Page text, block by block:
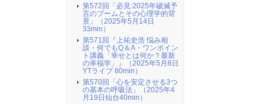
第572回「必見:2025年破滅予
言のブームとその心理学的背
景」（2025年5月14日
33min）
第571回『上祐史浩 悩み相
談・何でもQ＆A・ワンポイン
ト講義「幸せとは何か？最新
の幸福学」』（2025年5月8日
YTライブ 80min）
第570回「心を安定させる3つ
の基本の呼吸法」（2025年4
月19日仙台40min）